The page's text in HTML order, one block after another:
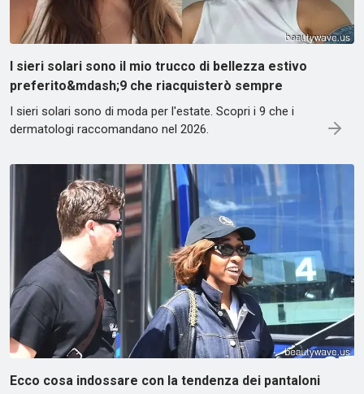
I sieri solari sono il mio trucco di bellezza estivo
preferito&mdash;9 che riacquisterò sempre
I sieri solari sono di moda per l'estate. Scopri i 9 che i
dermatologi raccomandano nel 2026.
Ecco cosa indossare con la tendenza dei pantaloni